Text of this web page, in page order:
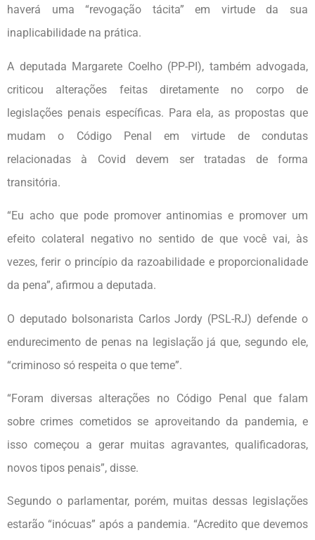
haverá uma “revogação tácita” em virtude da sua
inaplicabilidade na prática.
A deputada Margarete Coelho (PP-PI), também advogada,
criticou alterações feitas diretamente no corpo de
legislações penais específicas. Para ela, as propostas que
mudam o Código Penal em virtude de condutas
relacionadas à Covid devem ser tratadas de forma
transitória.
“Eu acho que pode promover antinomias e promover um
efeito colateral negativo no sentido de que você vai, às
vezes, ferir o princípio da razoabilidade e proporcionalidade
da pena”, afirmou a deputada.
O deputado bolsonarista Carlos Jordy (PSL-RJ) defende o
endurecimento de penas na legislação já que, segundo ele,
“criminoso só respeita o que teme”.
“Foram diversas alterações no Código Penal que falam
sobre crimes cometidos se aproveitando da pandemia, e
isso começou a gerar muitas agravantes, qualificadoras,
novos tipos penais”, disse.
Segundo o parlamentar, porém, muitas dessas legislações
estarão “inócuas” após a pandemia. “Acredito que devemos